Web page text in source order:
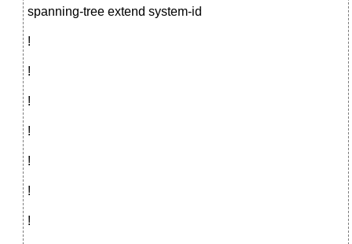
spanning-tree extend system-id
!
!
!
!
!
!
!